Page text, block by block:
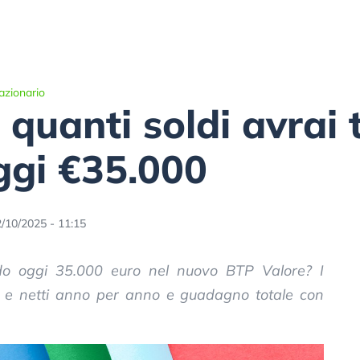
quanti soldi avrai
€35.000
10/2025 - 11:15
oggi 35.000 euro nel nuovo BTP Valore? I
netti anno per anno e guadagno totale con